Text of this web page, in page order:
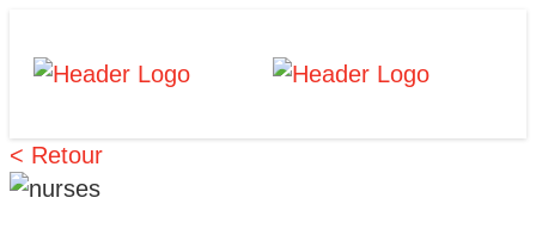
to
Homepage
Homepage
< Retour